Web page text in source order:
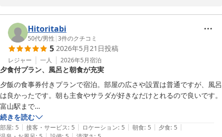
＝＝＝＝＝＝＝＝＝＝＝＝＝＝＝＝＝＝＝＝＝
■□■　富山マンテンホテルの魅力　■□■
＝＝＝＝＝＝＝＝＝＝＝＝＝＝＝＝＝＝＝＝＝
①アクセス：ＪＲ富山駅改札口正面より、市内電車で5分・桜橋駅
下車(復路優待乗車券有）
………………………………………………
②大浴場：【男湯】 「立山連峰展望浴場」人工ラジウム温泉・サウ
ナ・水風呂・ジェット風呂・露天風呂完備
【女湯】　人工ラジウム温泉、岩盤浴(天照石)・クールダウン室
けたとのこと、大変嬉しく拝読いたしました。
一方で、駐車場の入口につきまして分かりづらく、ご不便をおかけ
しました。より分かりやすくご案内できるよう、今後の参考とさせ
ていただきます。また、掛け布団につきましては羽毛布団のため、
少し軽く感じられたかもしれませんが、率直なご感想をお寄せいた
だきありがとうございます。
これからも快適にお過ごしいただけるホテルを目指して努めてまい
ります。
また富山へお越しの際にはぜひご利用くださいませ。
Hitoritabi
50代/男性 |3件のクチコミ
5 2026年5月21日投稿
レジャー 一人 2026年5月宿泊
夕食付プラン、風呂と朝食が充実
夕飯の食事券付きプランで宿泊。部屋の広さや設置は普通ですが、風呂
は良かったです。朝も主食やサラダが好きなだけとれるので良いです。
富山駅まで
10分程度歩きますが、それはそれで街を見れるので良かったです。
続きを読む
部屋: 5 | 接客・サービス: 5 | ロケーション: 5 | 朝食: 5 | 夕食: 5 |